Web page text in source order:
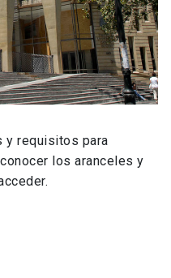
y requisitos para
los aranceles y